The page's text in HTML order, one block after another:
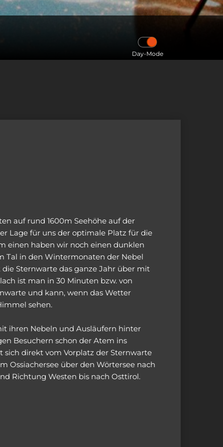
Day-Mode
auf rund 1600m Seehöhe auf der
Lage für uns der optimale Platz für die
einen haben wir noch einen dunklen
Tal in den Wintermonaten der Nebel
Sternwarte das ganze Jahr über mit
ist man in 30 Minuten bzw. von
und kann, wenn das Wetter
sehen.
ihren Nebeln und Ausläufern hinter
Besuchern schon der Atem ins
sich direkt vom Vorplatz der Sternwarte
Ossiachersee über den Wörtersee nach
Richtung Westen bis nach Osttirol.